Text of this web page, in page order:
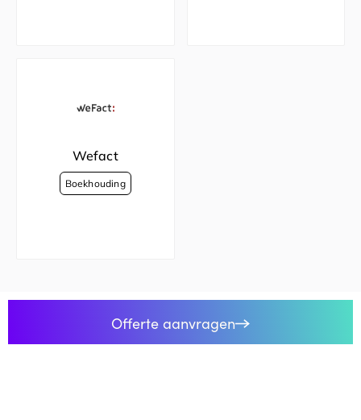
Wefact
Offerte aanvragen